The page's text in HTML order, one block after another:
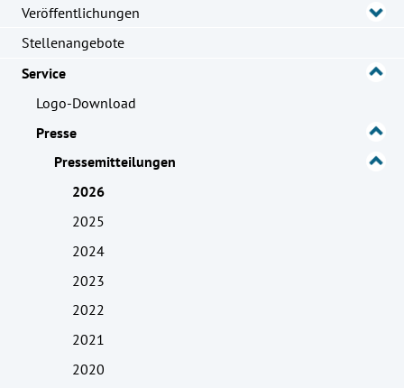
Veröffentlichungen
Stellenangebote
Service
Logo-Download
Presse
Pressemitteilungen
2026
2025
2024
2023
2022
2021
2020